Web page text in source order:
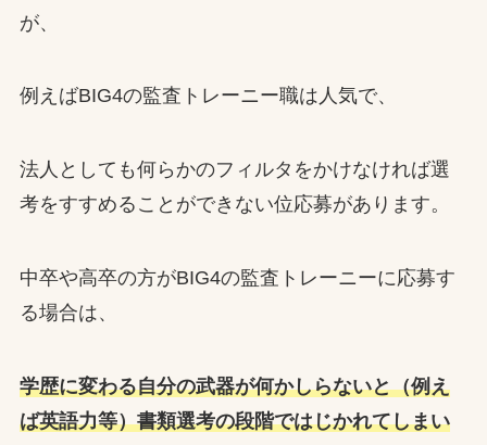
が、
例えばBIG4の監査トレーニー職は人気で、
法人としても何らかのフィルタをかけなければ選
考をすすめることができない位応募があります。
中卒や高卒の方がBIG4の監査トレーニーに応募す
る場合は、
学歴に変わる自分の武器が何かしらないと（例え
ば英語力等）書類選考の段階ではじかれてしまい